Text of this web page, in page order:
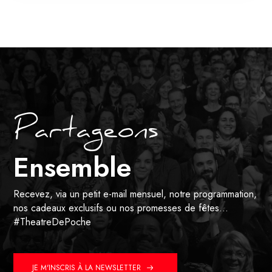
Partageons
Ensemble
Recevez, via un petit e-mail mensuel, notre programmation,
nos cadeaux exclusifs ou nos promesses de fêtes…
#TheatreDePoche
JE M'INSCRIS À LA NEWSLETTER